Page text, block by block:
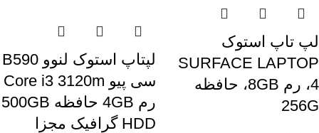
لپ تاپ استوک
SURFACE LAPTOP
4، رم 8GB، حافظه
256G
لپتاپ استوک لنوو B590
سی پیو Core i3 3120m
رم 4GB حافظه 500GB
HDD گرافیک مجزا